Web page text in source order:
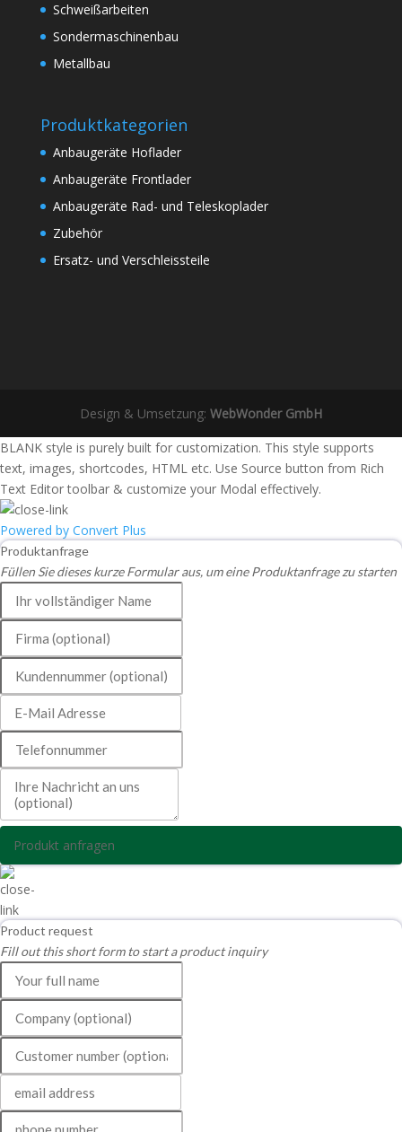
Schweißarbeiten
Sondermaschinenbau
Metallbau
Produktkategorien
Anbaugeräte Hoflader
Anbaugeräte Frontlader
Anbaugeräte Rad- und Teleskoplader
Zubehör
Ersatz- und Verschleissteile
Design & Umsetzung: WebWonder GmbH
BLANK style is purely built for customization. This style supports
text, images, shortcodes, HTML etc. Use Source button from Rich
Text Editor toolbar & customize your Modal effectively.
Powered by Convert Plus
Produktanfrage
Füllen Sie dieses kurze Formular aus, um eine Produktanfrage zu starten
Produkt anfragen
Product request
Fill out this short form to start a product inquiry